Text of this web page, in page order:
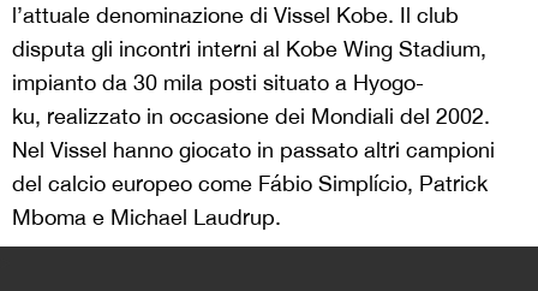
l’attuale denominazione di Vissel Kobe. Il club
disputa gli incontri interni al Kobe Wing Stadium,
impianto da 30 mila posti situato a Hyogo-
ku, realizzato in occasione dei Mondiali del 2002.
Nel Vissel hanno giocato in passato altri campioni
del calcio europeo come Fábio Simplício, Patrick
Mboma e Michael Laudrup.